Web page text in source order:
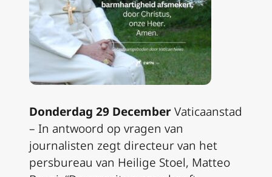
Donderdag 29 DecemberVaticaanstad
– In antwoord op vragen van
journalisten zegt directeur van het
persbureau van Heilige Stoel, Matteo